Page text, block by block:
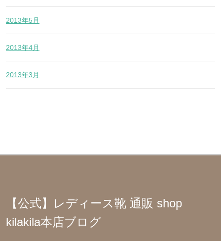
2013年5月
2013年4月
2013年3月
【公式】レディース靴 通販 shop
kilakila本店ブログ